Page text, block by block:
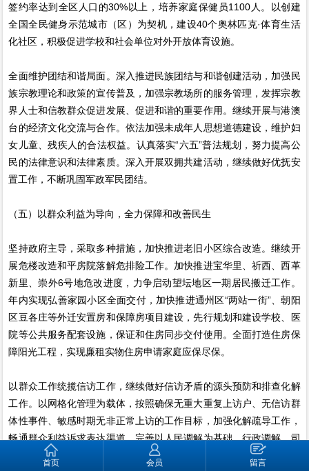
签约率达到全区人口的30%以上，培养家庭保健员1100人。以创建
全国全民健身示范城市（区）为契机，建设40个奥林匹克·体育生活
化社区，积极促进学校和社会单位对外开放体育设施。
全面维护团结和谐局面。深入推进民族团结与和谐创建活动，加强民
族宗教理论和政策的宣传普及，加强宗教场所的服务管理，发挥宗教
界人士和信教群众促进发展、促进和谐的重要作用。继续开展与港澳
台的经济文化交流与合作。依法加强未成年人思想道德建设，维护妇
女儿童、残疾人的合法权益。认真落实“六五”普法规划，努力提高公
民的法律意识和法律素质。深入开展双拥共建活动，继续做好优抚安
置工作，不断巩固军政军民团结。
（五）以群众利益为导向，全力保障和改善民生
坚持政府主导，采取多种措施，加快推进老旧小区综合改造。继续开
展危楼改造和平房院落解危排险工作。加快推进宝华里、祈西、西革
新里、崇外6号地危改进度，力争启动望坛地区一期居民搬迁工作。
年内实现弘善家园小区全面交付，加快推进通州区“两站一街”、朝阳
区豆各庄等外迁安置房和保障房项目建设，先行规划和建设学校、医
院等公共服务配套设施，保证和住房同步交付使用。全面打造住房保
障阳光工程，实现廉租实物住房申请家庭应保尽保。
以群众工作统揽信访工作，继续做好信访矛盾的源头预防和排查化解
工作。以网格化管理为载体，按照确保无重大重复上访户、无信访群
体性事件、敏感时期无非正常上访的工作目标，加强化解疏导工作，
畅通群众利益诉求表达渠道。完善以人民调解为基础，行政调解、司
法调解相互配合，有效衔接的“3+X”大调解工作格局，推广“家和万事
首页 会员 留言